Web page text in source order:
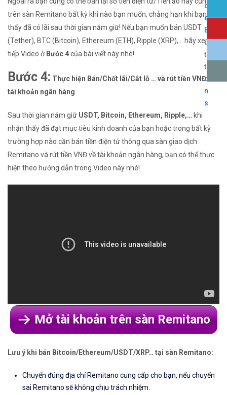
trên sàn Remitano bất kỳ khi nào bạn muốn, chẳng hạn khi bạn
thấy đã có lãi sau thời gian nắm giữ! Nếu bạn muốn bán USDT
(Tether), BTC (Bitcoin), Ethereum (ETH), Ripple (XRP),… hãy xem
tiếp Video ở Bước 4của bài viết này nhé!
Bước 4: Thực hiện Bán/Chốt lãi/Cắt lỗ … và rút tiền VNĐ về
tài khoản ngân hàng
Sau thời gian nắm giữ USDT, Bitcoin, Ethereum, Ripple,… khi
nhận thấy đã đạt mục tiêu kinh doanh của bạn hoặc trong bất kỳ
trường hợp nào cần bán tiền điện tử thông qua sàn giao dịch
Remitano và rút tiền VNĐ về tài khoản ngân hàng, bạn có thể thực
hiện theo hướng dẫn trong Video này nhé!
Mở tài khoản trên sàn Remitano
Lưu ý khi bán Bitcoin/Ethereum/USDT/XRP… tại sàn Remitano:
Chuyển đúng địa chỉ Remitano cung cấp cho bạn, nếu chuyển
sai Remitano sẽ không chịu trách nhiệm.